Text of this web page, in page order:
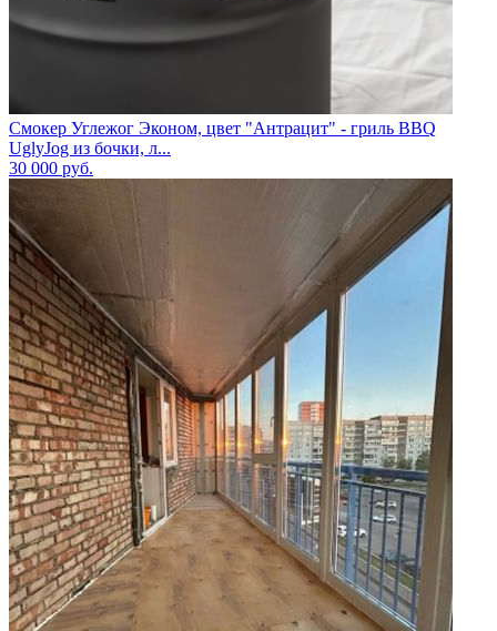
Смокер Углежог Эконом, цвет "Антрацит" - гриль BBQ
UglyJog из бочки, л...
30 000 руб.